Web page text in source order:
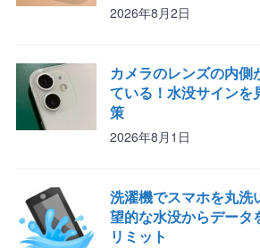
2026年8月2日
カメラのレンズの内側
ている！水没サインを
策
2026年8月1日
洗濯機でスマホを丸洗
望的な水没からデータ
リミット